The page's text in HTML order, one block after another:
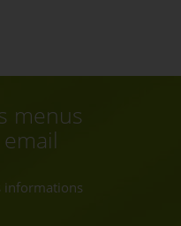
menus
informations